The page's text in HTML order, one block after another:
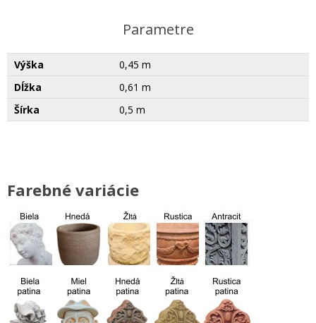
Parametre
Výška
0,45 m
Dĺžka
0,61 m
Šírka
0,5 m
Farebné variácie